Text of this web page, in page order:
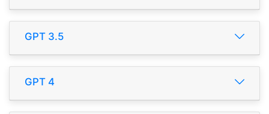
GPT 3.5
GPT 4